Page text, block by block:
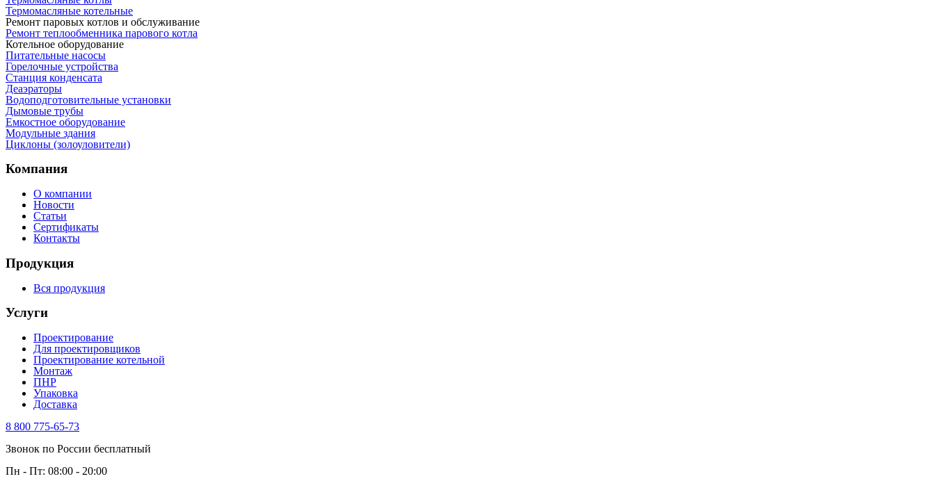
Термомасляные котельные
Ремонт паровых котлов и обслуживание
Ремонт теплообменника парового котла
Котельное оборудование
Питательные насосы
Горелочные устройства
Станция конденсата
Деаэраторы
Водоподготовительные установки
Дымовые трубы
Емкостное оборудование
Mодульные здания
Циклоны (золоуловители)
Компания
О компании
Новости
Статьи
Сертификаты
Контакты
Продукция
Вся продукция
Услуги
Проектирование
Для проектировщиков
Проектирование котельной
Монтаж
ПНР
Упаковка
Доставка
8 800 775-65-73
Звонок по России бесплатный
Пн - Пт: 08:00 - 20:00